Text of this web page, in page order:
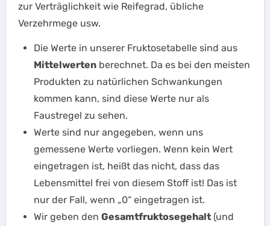
zur Verträglichkeit wie Reifegrad, übliche
Verzehrmege usw.
Die Werte in unserer Fruktosetabelle sind aus
Mittelwertenberechnet. Da es bei den meisten
Produkten zu natürlichen Schwankungen
kommen kann, sind diese Werte nur als
Faustregel zu sehen.
Werte sind nur angegeben, wenn uns
gemessene Werte vorliegen. Wenn kein Wert
eingetragen ist, heißt das nicht, dass das
Lebensmittel frei von diesem Stoff ist! Das ist
nur der Fall, wenn „0“ eingetragen ist.
Wir geben den Gesamtfruktosegehalt(und